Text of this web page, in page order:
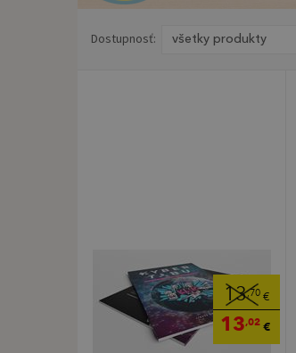
Dostupnosť:
13,70 €
13,02 €